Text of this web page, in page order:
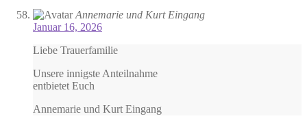
Annemarie und Kurt Eingang
Januar 16, 2026
Liebe Trauerfamilie
Unsere innigste Anteilnahme
entbietet Euch
Annemarie und Kurt Eingang